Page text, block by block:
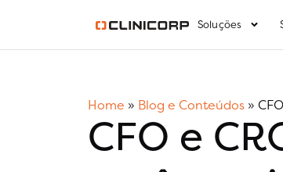
Soluções
Home » Blog e Conteúdos »
CFO e